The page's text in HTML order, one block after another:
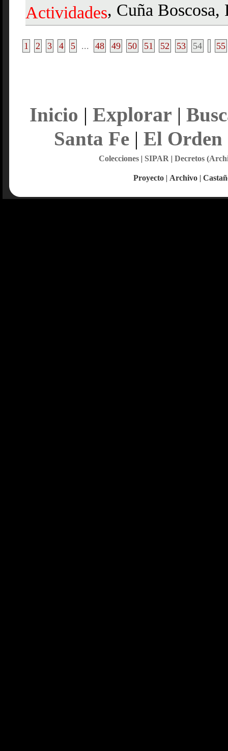
Actividades, Cuña Boscosa,
1 2 3 4 5 ... 48 49 50 51 52 53 54 55
Inicio | Explorar |
Santa Fe| El Orden
Colecciones| SIPAR | Decretos
Proyecto | Archivo |